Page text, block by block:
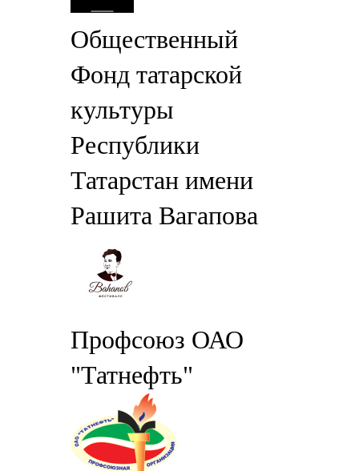
Общественный
Фонд татарской
культуры
Республики
Татарстан имени
Рашита Вагапова
Профсоюз ОАО
"Татнефть"